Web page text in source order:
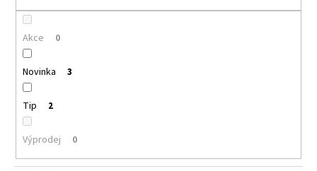
Akce 0
Novinka 3
Tip 2
Výprodej 0
MACROM
T1003DAB
11
490
Kč